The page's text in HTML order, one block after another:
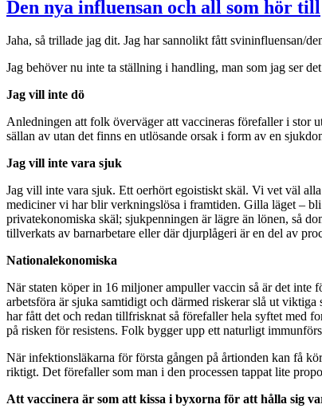
Den nya influensan och all som hör till
Jaha, så trillade jag dit. Jag har sannolikt fått svininfluensan/
Jag behöver nu inte ta ställning i handling, man som jag ser
Jag vill inte dö
Anledningen att folk överväger att vaccineras förefaller i stor
sällan av utan det finns en utlösande orsak i form av en
Jag vill inte vara sjuk
Jag vill inte vara sjuk. Ett oerhört egoistiskt skäl. Vi vet väl
mediciner vi har blir verkningslösa i framtiden. Gilla läget –
privatekonomiska skäl; sjukpenningen är lägre än lönen, så
tillverkats av barnarbetare eller där djurplågeri är en del av
Nationalekonomiska
När staten köper in 16 miljoner ampuller vaccin så är det inte
arbetsföra är sjuka samtidigt och därmed riskerar slå ut
har fått det och redan tillfrisknat så förefaller hela syftet med
på risken för resistens. Folk bygger upp ett naturligt
När infektionsläkarna för första gången på årtionden kan få
riktigt. Det förefaller som man i den processen tappat lite
Att vaccinera är som att kissa i byxorna för att hålla sig